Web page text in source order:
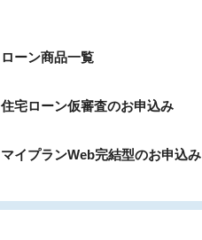
ローン商品一覧
住宅ローン仮審査のお申込み
マイプランWeb完結型のお申込み